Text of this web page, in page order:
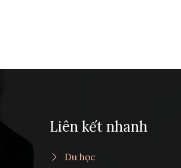
Liên kết nhanh
Du học